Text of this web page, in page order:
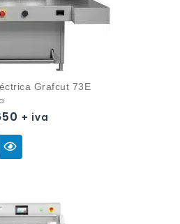
Grafcut 73E
+ iva